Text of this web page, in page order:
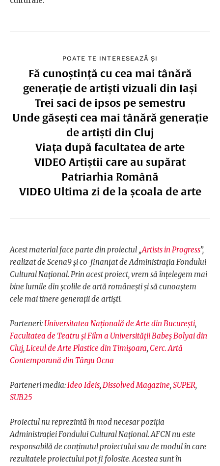
POATE TE INTERESEAZĂ ȘI
Fă cunoștință cu cea mai tânără
generație de artiști vizuali din Iași
Trei saci de ipsos pe semestru
Unde găsești cea mai tânără generație
de artiști din Cluj
Viața după facultatea de arte
VIDEO Artiștii care au supărat
Patriarhia Română
VIDEO Ultima zi de la școala de arte
Acest material face parte din proiectul „Artists in Progress”,
realizat de Scena9 și co-finanțat de Administrația Fondului
Cultural Național. Prin acest proiect, vrem să înțelegem mai
bine lumile din școlile de artă românești și să cunoaștem
cele mai tinere generații de artiști.
Parteneri: Universitatea Națională de Arte din București,
Facultatea de Teatru și Film a Universității Babeș Bolyai din
Cluj,Liceul de Arte Plastice din Timișoara, Cerc. Artă
Contemporană din Târgu Ocna
Parteneri media:Ideo Ideis,Dissolved Magazine,SUPER,
SUB25
Proiectul nu reprezintă în mod necesar poziţia
Administrației Fondului Cultural Național. AFCN nu este
responsabilă de conținutul proiectului sau de modul în care
rezultatele proiectului pot fi folosite. Acestea sunt în